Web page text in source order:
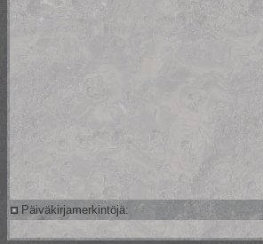
Päiväkirjamerkintöjä: